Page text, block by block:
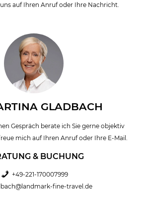
auf Ihren Anruf oder Ihre Nachricht.
GLADBACH
Gespräch berate ich Sie gerne objektiv
mich auf Ihren Anruf oder Ihre E-Mail.
& BUCHUNG
+49-221-170007999
fine-travel.de